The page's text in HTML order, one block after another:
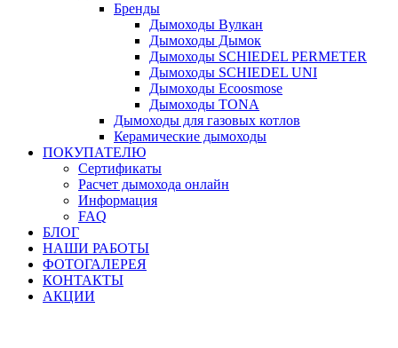
Бренды
Дымоходы Вулкан
Дымоходы Дымок
Дымоходы SCHIEDEL PERMETER
Дымоходы SCHIEDEL UNI
Дымоходы Ecoosmose
Дымоходы TONA
Дымоходы для газовых котлов
Керамические дымоходы
ПОКУПАТЕЛЮ
Сертификаты
Расчет дымохода онлайн
Информация
FAQ
БЛОГ
НАШИ РАБОТЫ
ФОТОГАЛЕРЕЯ
КОНТАКТЫ
АКЦИИ